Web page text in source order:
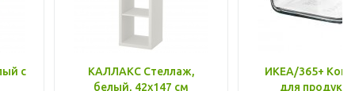
с
КАЛЛАКС Стеллаж,
белый, 42x147 см
ИКЕА/365+
для